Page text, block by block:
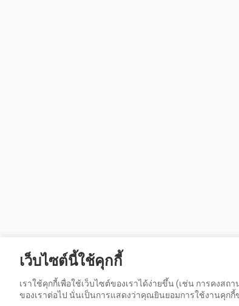
เว็บไซต์นี้ใช้คุกกี้
เราใช้คุกกี้เพื่อใช้เว็บไซต์ของเราได้ง่ายขึ้น (เช่น การคงส
ของเราต่อไป นั่นเป็นการแสดงว่าคุณยินยอมการใช้งานคุกกี้